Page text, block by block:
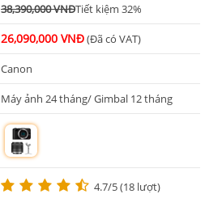
38,390,000 VNĐTiết kiệm 32%
26,090,000 VNĐ(Đã có VAT)
Canon
Máy ảnh 24 tháng/ Gimbal 12 tháng
m
4.7/5 (18 lượt)